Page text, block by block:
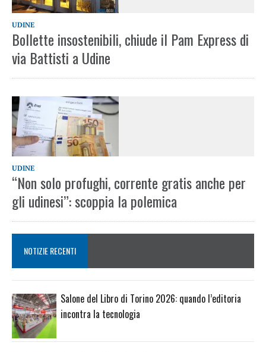
UDINE
Bollette insostenibili, chiude il Pam Express di
via Battisti a Udine
UDINE
“Non solo profughi, corrente gratis anche per
gli udinesi”: scoppia la polemica
NOTIZIE RECENTI
Salone del Libro di Torino 2026: quando l’editoria
incontra la tecnologia